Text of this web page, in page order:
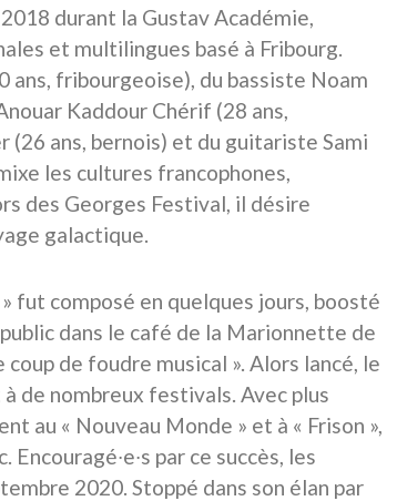
durant la Gustav Académie,
et multilingues basé à Fribourg.
ans, fribourgeoise), du bassiste Noam
Kaddour Chérif (28 ans,
(26 ans, bernois) et du guitariste Sami
les cultures francophones,
des Georges Festival, il désire
galactique.
fut composé en quelques jours, boosté
dans le café de la Marionnette de
de foudre musical ». Alors lancé, le
de nombreux festivals. Avec plus
au « Nouveau Monde » et à « Frison »,
par ce succès, les
2020. Stoppé dans son élan par